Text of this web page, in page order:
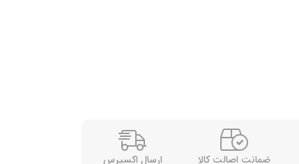
ضمانت اصالت کالا ارسال اکسپرس